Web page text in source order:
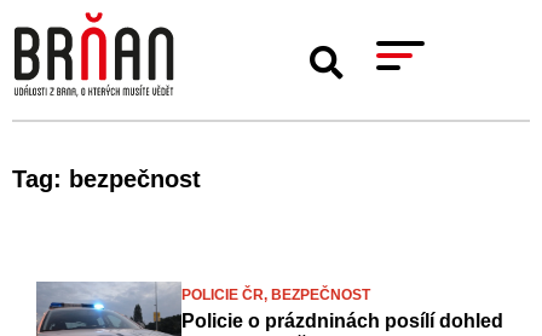
Tag: bezpečnost
POLICIE ČR, BEZPEČNOST
Policie o prázdninách posílí dohled